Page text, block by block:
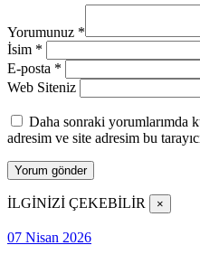
Yorumunuz *
İsim *
E-posta *
Web Siteniz
Daha sonraki yorumlarımda
adresim ve site adresim bu
İLGİNİZİ ÇEKEBİLİR ×
07 Nisan 2026